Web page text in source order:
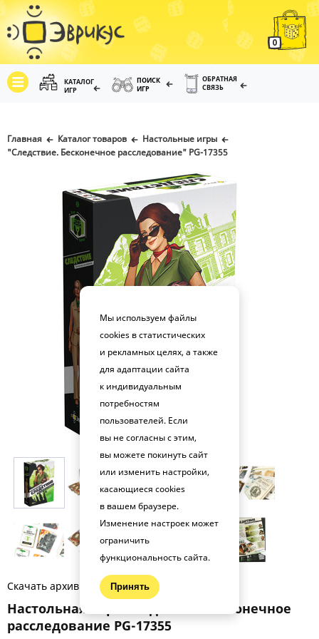
0
КАТАЛОГ
ИГР
ПОИСК
ИГР
ОБРАТНАЯ
СВЯЗЬ
Главная Каталог товаров
Настольные игры
"Следствие. Бесконечное расследование" PG-17355
Скачать архив фото (.zip)
Настольная игра Следствие. Бесконечное
расследование PG-17355
Мы используем файлы
cookies в статистических
и рекламных целях, а также
для адаптации сайта
к индивидуальным
потребностям
пользователей. Если
вы не согласны с этим,
вы можете покинуть сайт
или изменить настройки,
касающиеся cookies
в вашем браузере.
Изменение настроек может
ограничить
функциональность сайта.
Принять